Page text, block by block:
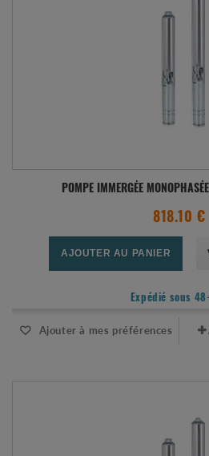
POMPE IMMERGÉE
818.10 €
AJOUTER AU PANIER
Expédié sous
Ajouter à mes préférences